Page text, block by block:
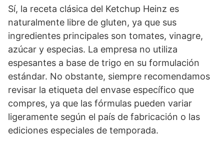
Sí, la receta clásica del Ketchup Heinz es
naturalmente libre de gluten, ya que sus
ingredientes principales son tomates, vinagre,
azúcar y especias. La empresa no utiliza
espesantes a base de trigo en su formulación
estándar. No obstante, siempre recomendamos
revisar la etiqueta del envase específico que
compres, ya que las fórmulas pueden variar
ligeramente según el país de fabricación o las
ediciones especiales de temporada.